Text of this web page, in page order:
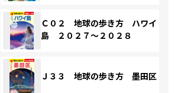
Ｃ０２ 地球の歩き方 ハワイ
島 ２０２７～２０２８
Ｊ３３ 地球の歩き方 墨田区